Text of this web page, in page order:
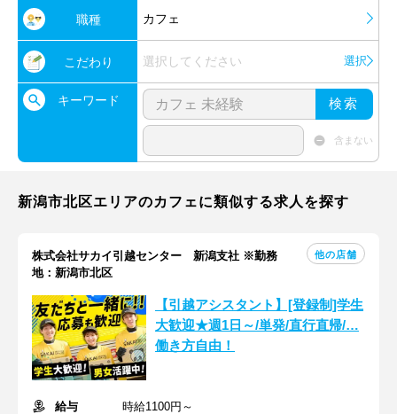
職種 カフェ
こだわり 選択してください 選択
キーワード 検索
含まない
新潟市北区エリアのカフェに類似する求人を探す
株式会社サカイ引越センター 新潟支社 ※勤務
地：新潟市北区
他の店舗
【引越アシスタント】[登録制]学生
大歓迎★週1日～/単発/直行直帰/…
働き方自由！
給与
時給1100円～